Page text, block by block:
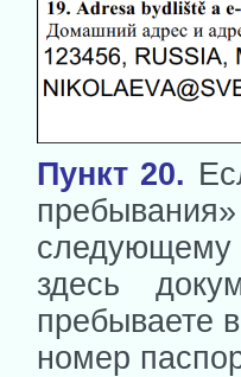
Пункт 20.
следующему
здесь
пребываете
номер